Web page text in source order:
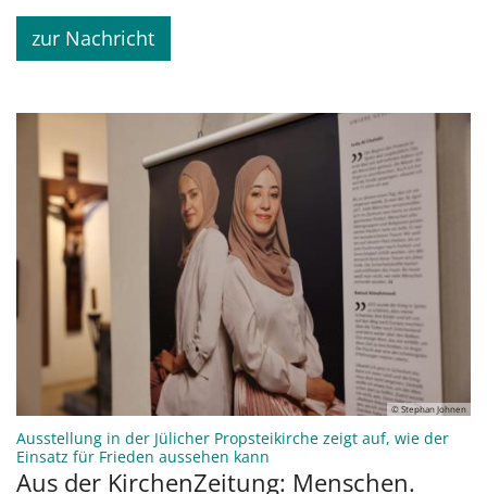
zur Nachricht
© Stephan Johnen
Ausstellung in der Jülicher Propsteikirche zeigt auf, wie der
Einsatz für Frieden aussehen kann
Aus der KirchenZeitung: Menschen.